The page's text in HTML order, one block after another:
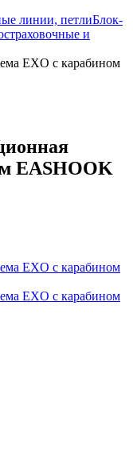
линии, петлиБлок-
и
EXO с карабином
EASHOOK